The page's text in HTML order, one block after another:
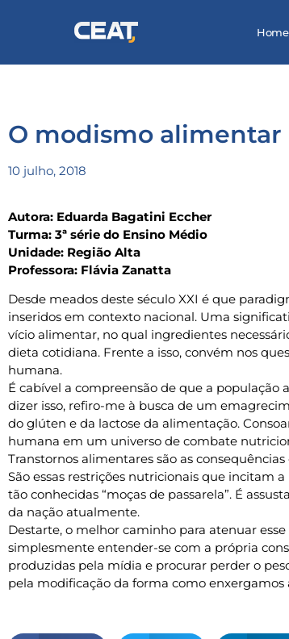
Home
O modismo alimentar
10 julho, 2018
Autora: Eduarda Bagatini Eccher
Turma: 3ª série do Ensino Médio
Unidade: Região Alta
Professora: Flávia Zanatta
Desde meados deste século XXI é que
inseridos em contexto nacional. Uma
vício alimentar, no qual ingredientes
dieta cotidiana. Frente a isso, convém nos
humana.
É cabível a compreensão de que a população
dizer isso, refiro-me à busca de um
do glúten e da lactose da alimentação.
humana em um universo de combate
Transtornos alimentares são as
São essas restrições nutricionais que incitam
tão conhecidas “moças de passarela”. É
da nação atualmente.
Destarte, o melhor caminho para atenuar
simplesmente entender-se com a própria
produzidas pela mídia e procurar perder o
pela modificação da forma como enxergamos